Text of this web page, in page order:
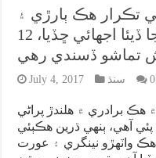
تڪرار هڪ ٻارڙي ۽
عورت سميت 13 زندگين جا ڏيئا اجهائي ڇڏيا، 12
تماشو ڏسندي رهي
July 4, 2017 سنڌ 0
هڪ برادري ۾ هلندڙ پراڻي
آهي، ٻنهي ڌرين هڪٻئي
واٽهڙو نينگري ۽ عورت